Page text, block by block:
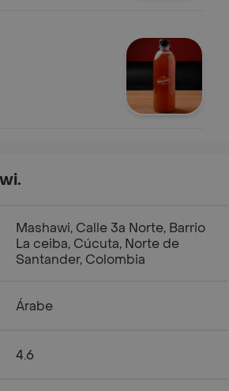
Mashawi, Calle 3a Norte, Barrio
La ceiba, Cúcuta, Norte de
Santander, Colombia
Árabe
4.6